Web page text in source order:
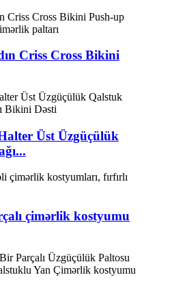
Criss Cross Bikini
Üst Üzgüçülük
çimərlik kostyumu